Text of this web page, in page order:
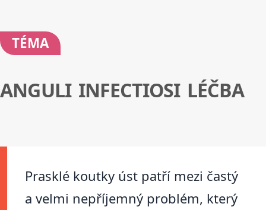
TÉMA
ANGULI INFECTIOSI LÉČBA
Prasklé koutky úst patří mezi častý
a velmi nepříjemný problém, který